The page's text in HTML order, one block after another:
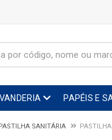
PAPÉIS E
SANITÁRIA